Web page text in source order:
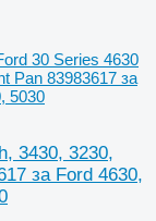
30 Series 4630
Pan 83983617 за
5030
3430, 3230,
за Ford 4630,